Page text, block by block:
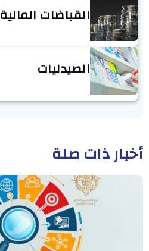
القباضات المالية
الصيدليات
أخبار ذات صلة